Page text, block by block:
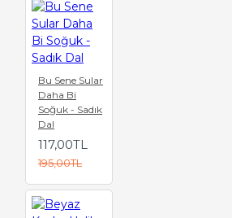
Bu Sene Sular
Daha Bi
Soğuk - Sadık
Dal
117,00TL
195,00TL